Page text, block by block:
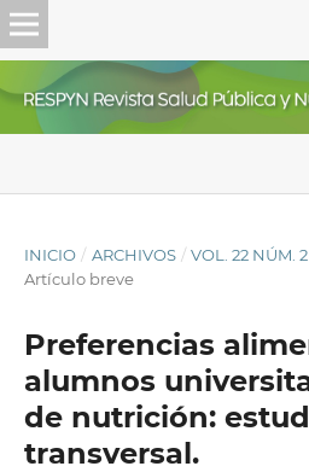
INICIO / ARCHIVOS / VOL. 22 NÚM.
Artículo breve
Preferencias
alumnos
de nutrición:
transversal.